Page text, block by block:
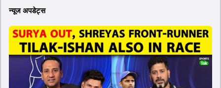
न्यूज अपडेट्स